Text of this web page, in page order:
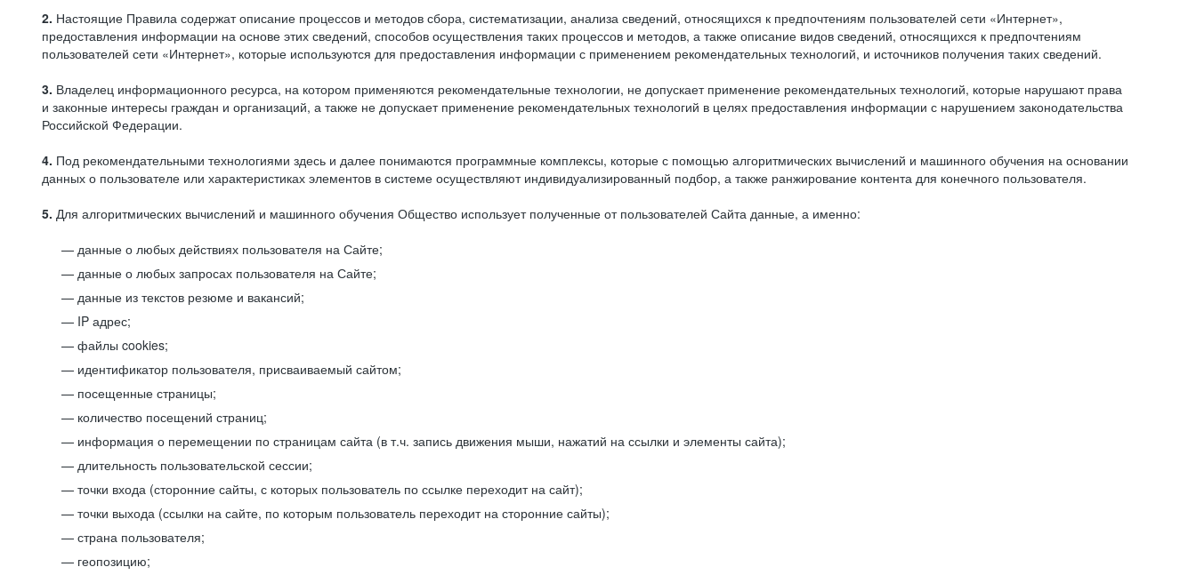
2. Настоящие Правила содержат описание процессов и методов сбора, систематизации, анализа сведений, относящихся к предпочтениям пользователей сети «Интернет»,
предоставления информации на основе этих сведений, способов осуществления таких процессов и методов, а также описание видов сведений, относящихся к предпочтениям
пользователей сети «Интернет», которые используются для предоставления информации с применением рекомендательных технологий, и источников получения таких сведений.
3. Владелец информационного ресурса, на котором применяются рекомендательные технологии, не допускает применение рекомендательных технологий, которые нарушают права
и законные интересы граждан и организаций, а также не допускает применение рекомендательных технологий в целях предоставления информации с нарушением законодательства
Российской Федерации.
4. Под рекомендательными технологиями здесь и далее понимаются программные комплексы, которые с помощью алгоритмических вычислений и машинного обучения на основании
данных о пользователе или характеристиках элементов в системе осуществляют индивидуализированный подбор, а также ранжирование контента для конечного пользователя.
5. Для алгоритмических вычислений и машинного обучения Общество использует полученные от пользователей Сайта данные, а именно:
данные о любых действиях пользователя на Сайте;
данные о любых запросах пользователя на Сайте;
данные из текстов резюме и вакансий;
IP адрес;
файлы cookies;
идентификатор пользователя, присваиваемый сайтом;
посещенные страницы;
количество посещений страниц;
информация о перемещении по страницам сайта (в т.ч. запись движения мыши, нажатий на ссылки и элементы сайта);
длительность пользовательской сессии;
точки входа (сторонние сайты, с которых пользователь по ссылке переходит на сайт);
точки выхода (ссылки на сайте, по которым пользователь переходит на сторонние сайты);
страна пользователя;
геопозицию;